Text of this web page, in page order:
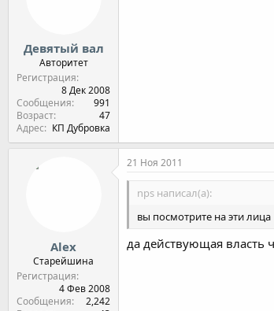
Девятый вал
Авторитет
Регистрация
8 Дек 2008
Сообщения
991
Возраст
47
Адрес
КП Дубровка
Alex
Старейшина
Регистрация
4 Фев 2008
Сообщения
2,242
21 Ноя 2011
nps написал(а):
вы посмотрите на эти лица
да действующая власть